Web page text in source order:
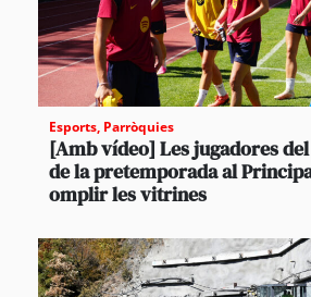
Esports, Parròquies
[Amb vídeo] Les jugadores
de la pretemporada al
omplir les vitrines